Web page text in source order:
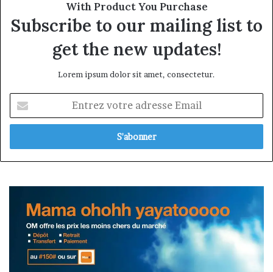
With Product You Purchase
Subscribe to our mailing list to
get the new updates!
Lorem ipsum dolor sit amet, consectetur.
votre
adresse